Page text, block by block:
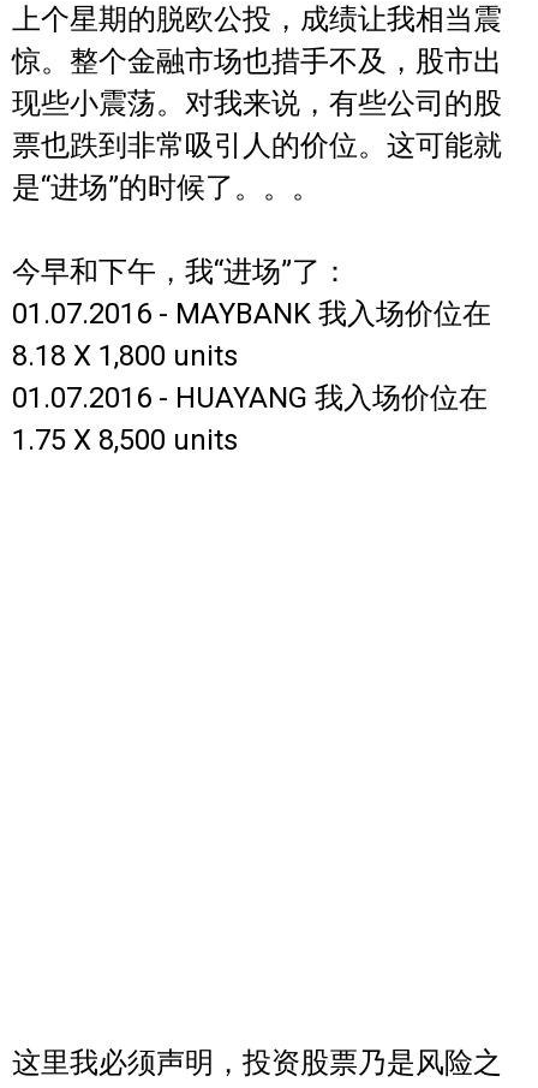
上个星期的脱欧公投，成绩让我相当震
惊。整个金融市场也措手不及，股市出
现些小震荡。对我来说，有些公司的股
票也跌到非常吸引人的价位。这可能就
是“进场”的时候了。。。
今早和下午，我“进场”了：
01.07.2016 - MAYBANK 我入场价位在
8.18 X 1,800 units
01.07.2016 - HUAYANG 我入场价位在
1.75 X 8,500 units
这里我必须声明，投资股票乃是风险之